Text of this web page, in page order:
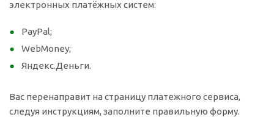
электронных платёжных систем:
PayPal;
WebMoney;
Яндекс.Деньги.
Вас перенаправит на страницу платежного сервиса,
следуя инструкциям, заполните правильную форму.